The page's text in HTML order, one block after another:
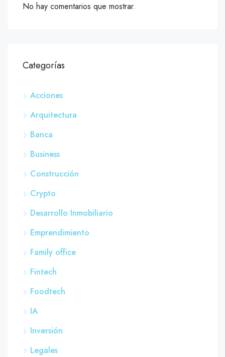
No hay comentarios que mostrar.
Categorías
Acciones
Arquitectura
Banca
Business
Construcción
Crypto
Desarrollo Inmobiliario
Emprendimiento
Family office
Fintech
Foodtech
IA
Inversión
Legales